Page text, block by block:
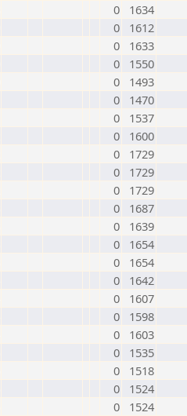
0
1634
0
1612
0
1633
0
1550
0
1493
0
1470
0
1537
0
1600
0
1729
0
1729
0
1729
0
1687
0
1639
0
1654
0
1654
0
1642
0
1607
0
1598
0
1603
0
1535
0
1518
0
1524
0
1524